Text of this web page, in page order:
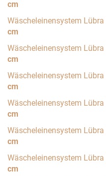
cm
Wäscheleinensystem Lübra
cm
Wäscheleinensystem Lübra
cm
Wäscheleinensystem Lübra
cm
Wäscheleinensystem Lübra
cm
Wäscheleinensystem Lübra
cm
Wäscheleinensystem Lübra
cm